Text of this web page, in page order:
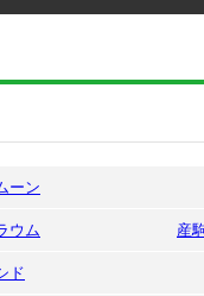
ーン
ウム 産
ド